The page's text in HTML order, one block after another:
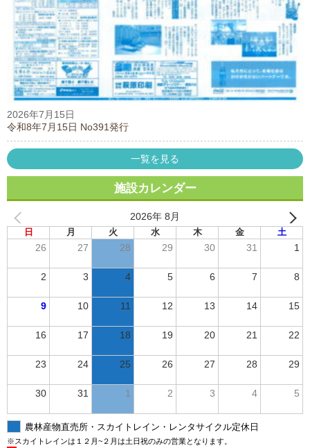
2026年7月15日
令和8年7月15日 No391発行
一覧を見る
施設カレンダー
2026年 8月
日 月 火 水 木 金 土
26 27 28 29 30 31 1
2 3 4 5 6 7 8
9 10 11 12 13 14 15
16 17 18 19 20 21 22
23 24 25 26 27 28 29
30 31 1 2 3 4 5
農林産物直売所・スカイトレイン・レンタサイクル定休日
※スカイトレインは１２月~２月は土日祝のみの営業となります。